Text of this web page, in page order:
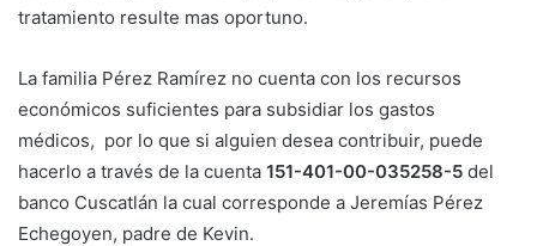
tratamiento resulte mas oportuno.
La familia Pérez Ramírez no cuenta con los recursos
económicos suficientes para subsidiar los gastos
médicos, por lo que si alguien desea contribuir, puede
hacerlo a través de la cuenta 151-401-00-035258-5 del
banco Cuscatlán la cual corresponde a Jeremías Pérez
Echegoyen, padre de Kevin.